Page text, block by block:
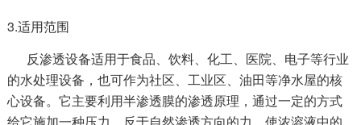
3.适用范围
反渗透设备适用于食品、饮料、化工、医院、电子等行业
的水处理设备，也可作为社区、工业区、油田等净水屋的核
心设备。它主要利用半渗透膜的渗透原理，通过一定的方式
给它施加一种压力，反于自然渗透方向的力，使浓溶液中的